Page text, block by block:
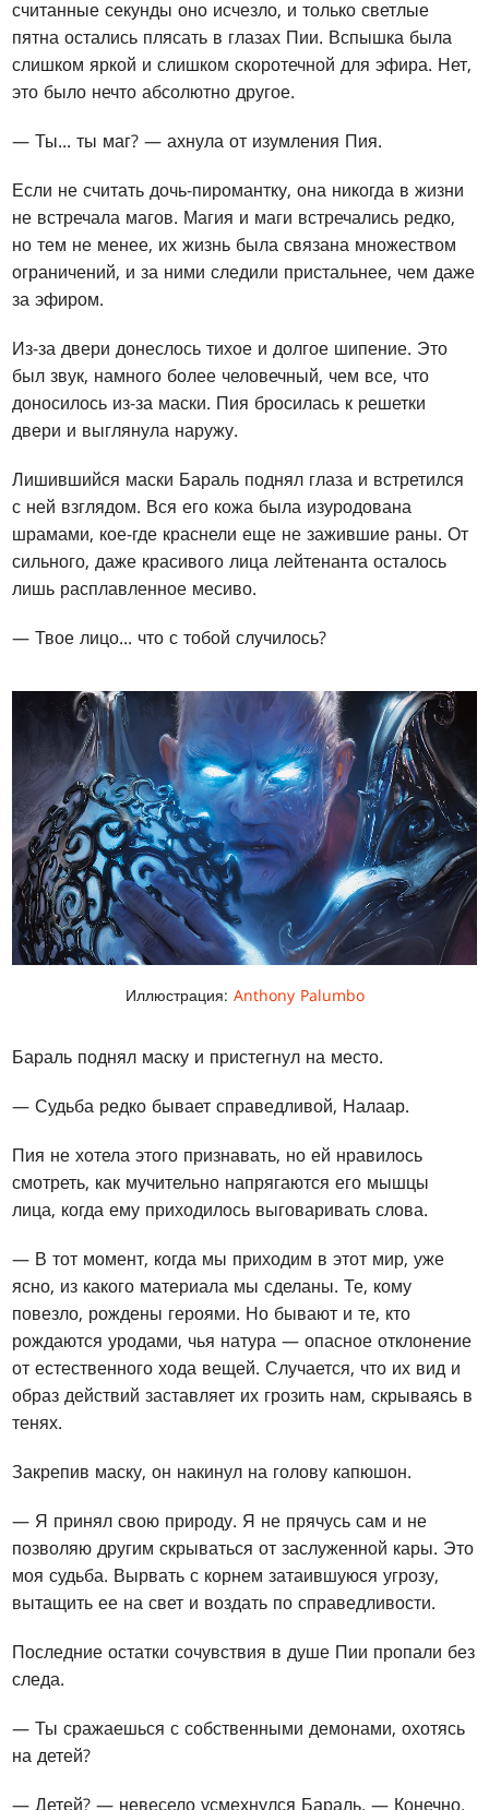
считанные секунды оно исчезло, и только светлые
пятна остались плясать в глазах Пии. Вспышка была
слишком яркой и слишком скоротечной для эфира. Нет,
это было нечто абсолютно другое.
— Ты... ты маг? — ахнула от изумления Пия.
Если не считать дочь-пиромантку, она никогда в жизни
не встречала магов. Магия и маги встречались редко,
но тем не менее, их жизнь была связана множеством
ограничений, и за ними следили пристальнее, чем даже
за эфиром.
Из-за двери донеслось тихое и долгое шипение. Это
был звук, намного более человечный, чем все, что
доносилось из-за маски. Пия бросилась к решетки
двери и выглянула наружу.
Лишившийся маски Бараль поднял глаза и встретился
с ней взглядом. Вся его кожа была изуродована
шрамами, кое-где краснели еще не зажившие раны. От
сильного, даже красивого лица лейтенанта осталось
лишь расплавленное месиво.
— Твое лицо... что с тобой случилось?
Иллюстрация: Anthony Palumbo
Бараль поднял маску и пристегнул на место.
— Судьба редко бывает справедливой, Налаар.
Пия не хотела этого признавать, но ей нравилось
смотреть, как мучительно напрягаются его мышцы
лица, когда ему приходилось выговаривать слова.
— В тот момент, когда мы приходим в этот мир, уже
ясно, из какого материала мы сделаны. Те, кому
повезло, рождены героями. Но бывают и те, кто
рождаются уродами, чья натура — опасное отклонение
от естественного хода вещей. Случается, что их вид и
образ действий заставляет их грозить нам, скрываясь в
тенях.
Закрепив маску, он накинул на голову капюшон.
— Я принял свою природу. Я не прячусь сам и не
позволяю другим скрываться от заслуженной кары. Это
моя судьба. Вырвать с корнем затаившуюся угрозу,
вытащить ее на свет и воздать по справедливости.
Последние остатки сочувствия в душе Пии пропали без
следа.
— Ты сражаешься с собственными демонами, охотясь
на детей?
— Детей? — невесело усмехнулся Бараль. — Конечно.